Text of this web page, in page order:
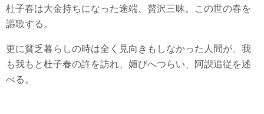
杜子春は大金持ちになった途端、贅沢三昧。この世の春を
謳歌する。
更に貧乏暮らしの時は全く見向きもしなかった人間が、我
も我もと杜子春の許を訪れ、媚びへつらい、阿諛追従を述
べる。